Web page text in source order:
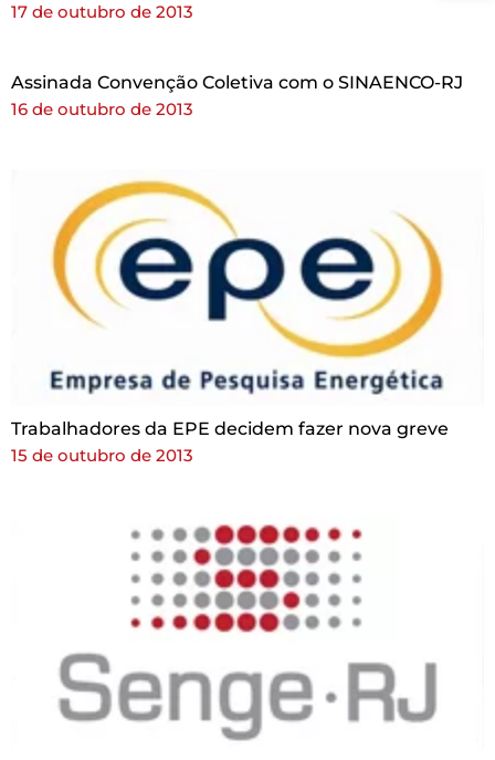
17 de outubro de 2013
Assinada Convenção Coletiva com o SINAENCO-RJ
16 de outubro de 2013
Trabalhadores da EPE decidem fazer nova greve
15 de outubro de 2013